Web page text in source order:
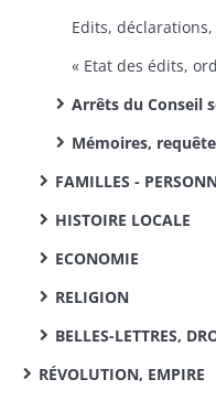
Arrêts du Conseil
Mémoires,
FAMILLES -
HISTOIRE LOCALE
ECONOMIE
RELIGION
BELLES-LETTRES,
RÉVOLUTION, EMPIRE